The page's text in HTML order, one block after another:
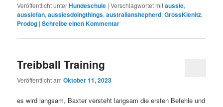
Veröffentlicht unterHundeschule |Verschlagwortet mitaussie,
aussiefan,aussiesdoingthings,australianshepherd,GrossKienitz,
Prodog |Schreibe einen Kommentar
Treibball Training
Veröffentlicht amOktober 11, 2023
es wird langsam, Baxter versteht langsam die ersten Befehle und